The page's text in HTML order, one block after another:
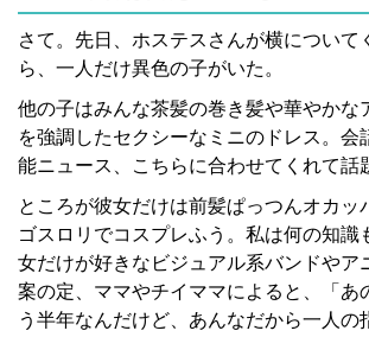
さて。先日、ホステスさんが横について
ら、一人だけ異色の子がいた。
他の子はみんな茶髪の巻き髪や華やかな
を強調したセクシーなミニのドレス。会
能ニュース、こちらに合わせてくれて話
ところが彼女だけは前髪ぱっつんオカッ
ゴスロリでコスプレふう。私は何の知識
女だけが好きなビジュアル系バンドやア
案の定、ママやチイママによると、「あ
う半年なんだけど、あんなだから一人の